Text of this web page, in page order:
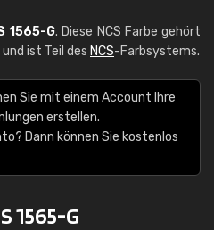
1565-G. Diese NCS Farbe gehört
und ist Teil des NCS-Farbsystems.
Sie mit einem Account Ihre
erstellen.
Dann können Sie kostenlos
1565-G